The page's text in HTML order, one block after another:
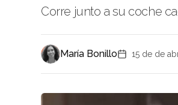
Corre junto a su coche
María Bonillo 15 de de